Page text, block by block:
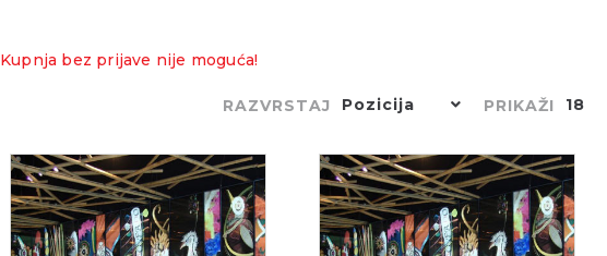
Kupnja bez prijave nije moguća!
RAZVRSTAJ Pozicija PRIKAŽI 18